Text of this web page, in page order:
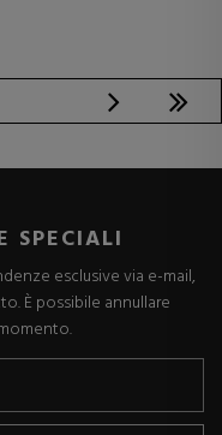
SPECIALI
esclusive via e-mail,
È possibile annullare